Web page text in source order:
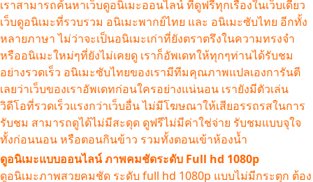
เราสามารถค้นหาเว็บดูอนิเมะออนไลน์ ที่ดูฟรีทุกเรื่องในเว็บเดียว
เว็บดูอนิเมะที่รวบรวม อนิเมะพากย์ไทย และ อนิเมะซับไทย อีกทั้ง
หลายภาษา ไม่ว่าจะเป็นอนิเมะเก่าที่ยังตราตรึงในความทรงจำ
หรืออนิเมะใหม่ๆที่ยังไม่เคยดู เราก็อัพเดทให้ทุกๆท่านได้รับชม
อย่างรวดเร็ว อนิเมะซับไทยของเรามีทีมคุณภาพแปลเองการันตี
เลยว่าเว็บของเราอัพเดทก่อนใครอย่างแน่นอน เรายังมีตัวเล่น
วิดีโอที่รวดเร็วแรงกว่าเว็บอื่น ไม่มีโฆษณาให้เสียอรรถรสในการ
รับชม สามารถดูได้ไม่มีสะดุด ดูฟรีไม่มีค่าใช่จ่าย รับชมแบบจุใจ
ทั้งก่อนนอน หรือตอนกินข้าว รวมทั้งตอนเข้าห้องน้ำ
ดูอนิเมะแบบออนไลน์ ภาพคมชัดระดับ Full hd 1080p
ดูอนิเมะภาพสวยคมชัด ระดับ full hd 1080p แบบไม่มีกระตุก ต้อง